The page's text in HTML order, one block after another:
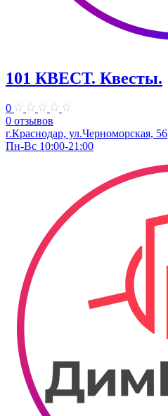
101 КВЕСТ. Квесты.
0
0 отзывов
г.Краснодар, ул.Черноморская, 56
Пн-Вс 10:00-21:00